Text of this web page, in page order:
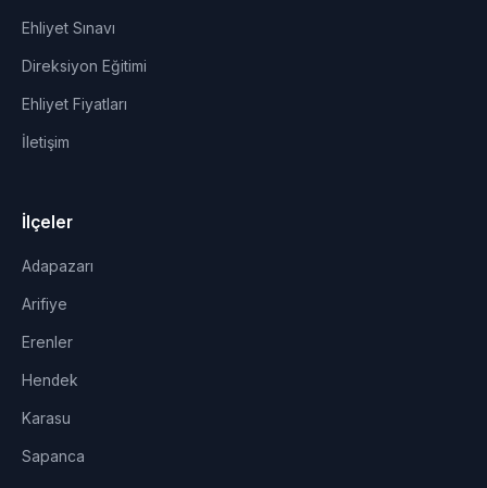
Ehliyet Sınavı
Direksiyon Eğitimi
Ehliyet Fiyatları
İletişim
İlçeler
Adapazarı
Arifiye
Erenler
Hendek
Karasu
Sapanca